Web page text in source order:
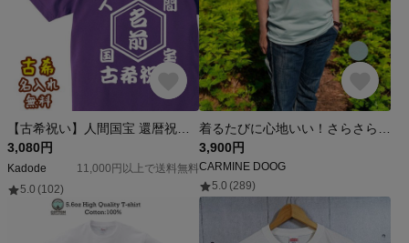
3,080円
Kadode
11,000円以上で送料無料
5.0 (102)
3,900円
CARMINE DOOG
5.0 (289)